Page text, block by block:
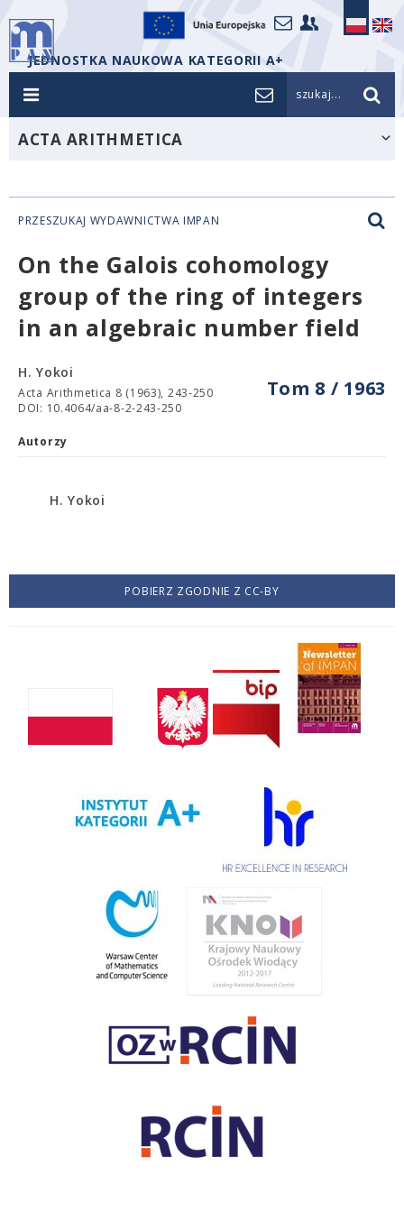
JEDNOSTKA NAUKOWA KATEGORII A+
szukaj...
ACTA ARITHMETICA
PRZESZUKAJ WYDAWNICTWA IMPAN
On the Galois cohomology
group of the ring of integers
in an algebraic number field
Tom 8 / 1963
H. Yokoi
Acta Arithmetica 8 (1963), 243-250
DOI: 10.4064/aa-8-2-243-250
Autorzy
H. Yokoi
POBIERZ ZGODNIE Z CC-BY